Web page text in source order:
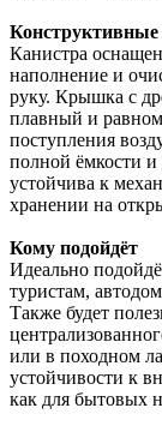
Конструктивные
Канистра
наполнение и
руку. Крышка с
плавный и
поступления
полной ёмкости и
устойчива к
хранении на
Кому подойдёт
Идеально
туристам,
Также будет
или в походном
устойчивости к
как для бытовых